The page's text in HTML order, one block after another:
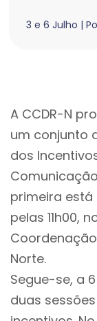
3 e 6 Julho |
A CCDR-N
um conjunto
dos
primeira está
pelas 11h00,
Norte.
Segue-se, a
duas